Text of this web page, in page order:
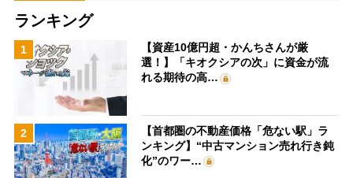
ランキング
1
【資産10億円超・かんちさんが厳
選！】「キオクシアの次」に資金が流
れる期待の高…
2
【首都圏の不動産価格「危ない駅」ラ
ンキング】“中古マンション売れ行き鈍
化”のワー…